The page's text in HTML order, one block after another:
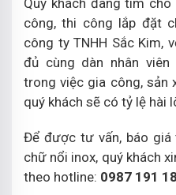
công, thi công lắp đặt
công ty TNHH Sắc Kim,
đủ cùng dàn nhân
trong việc gia công, sản
quý khách sẽ có tỷ lệ hài
Để được tư vấn, báo giá
chữ nổi inox, quý khách
theo hotline: 0987 191